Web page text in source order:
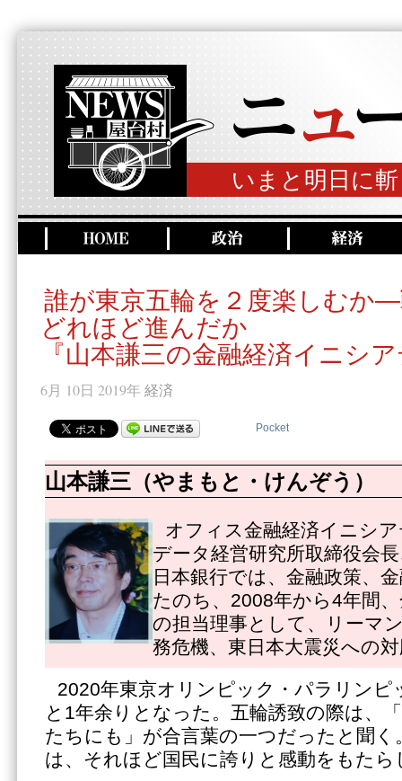
いまと明日に
誰が東京五輪を２度楽しむか
どれほど進んだか
『山本謙三の金融経済イニシ
6月 10日 2019年 経済
Pocket
山本謙三（やまもと・けんぞう）
オフィス金融経済イニシ
データ経営研究所取締役会
日本銀行では、金融政策、
たのち、2008年から4年間
の担当理事として、リーマ
務危機、東日本大震災への
2020年東京オリンピック・パラリンピ
と1年余りとなった。五輪誘致の際は、
たちにも」が合言葉の一つだったと聞く
は、それほど国民に誇りと感動をもたら